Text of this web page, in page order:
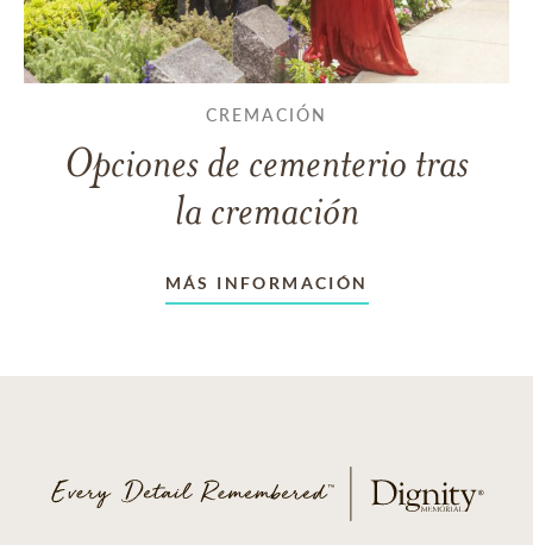
CREMACIÓN
Opciones de cementerio tras
la cremación
MÁS INFORMACIÓN